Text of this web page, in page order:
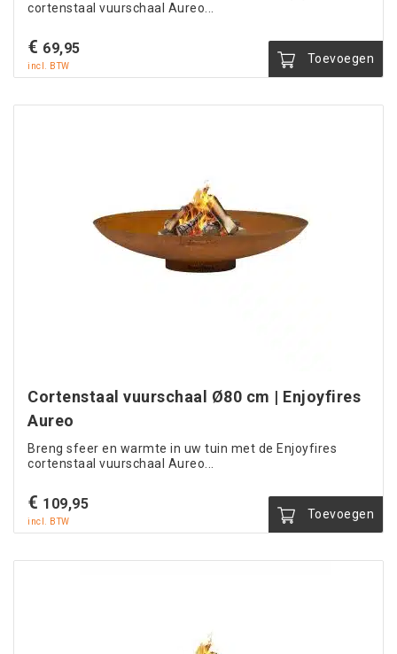
cortenstaal vuurschaal Aureo...
€ 69,95
incl. BTW
Toevoegen
Cortenstaal vuurschaal Ø80 cm | Enjoyfires
Aureo
Breng sfeer en warmte in uw tuin met de Enjoyfires
cortenstaal vuurschaal Aureo...
€ 109,95
incl. BTW
Toevoegen